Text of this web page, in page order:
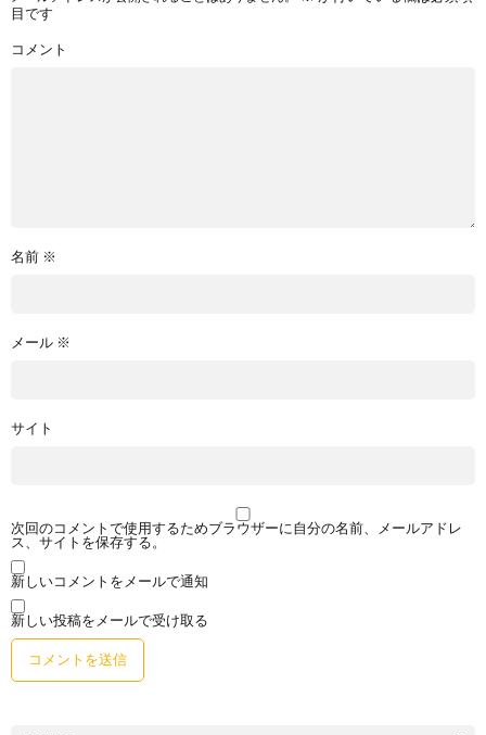
目です
コメント
名前 ※
メール ※
サイト
次回のコメントで使用するためブラウザーに自分の名前、メールアドレ
ス、サイトを保存する。
新しいコメントをメールで通知
新しい投稿をメールで受け取る